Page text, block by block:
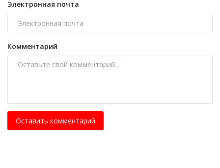
Электронная почта
Комментарий
Оставить комментарий